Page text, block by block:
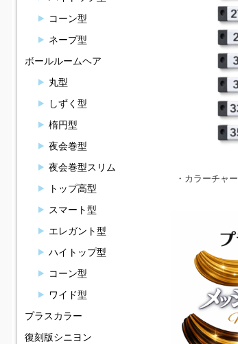
・カラーチャ
コーン型
ネープ型
ボールルームヘア
丸型
しずく型
楕円型
夜会巻型
夜会巻型スリム
トップ高型
スマート型
エレガント型
ハイトップ型
コーン型
ワイド型
プラスカラー
復刻版シニヨン